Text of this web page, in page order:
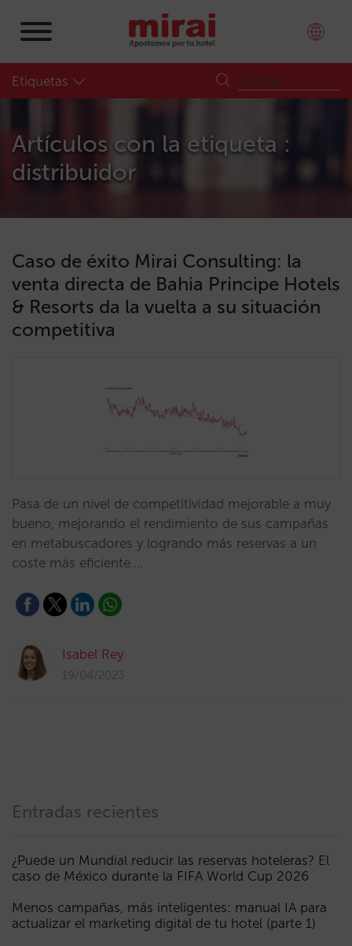
Etiquetas
Artículos con la etiqueta :
distribuidor
Caso de éxito Mirai Consulting: la
venta directa de Bahia Principe Hotels
& Resorts da la vuelta a su situación
competitiva
Pasa de un nivel de competitividad mejorable a muy
bueno, mejorando el rendimiento de sus campañas
en metabuscadores y logrando más reservas a un
coste más eficiente.…
Isabel Rey
19/04/2023
Entradas recientes
¿Puede un Mundial reducir las reservas hoteleras? El
caso de México durante la FIFA World Cup 2026
Menos campañas, más inteligentes: manual IA para
actualizar el marketing digital de tu hotel (parte 1)